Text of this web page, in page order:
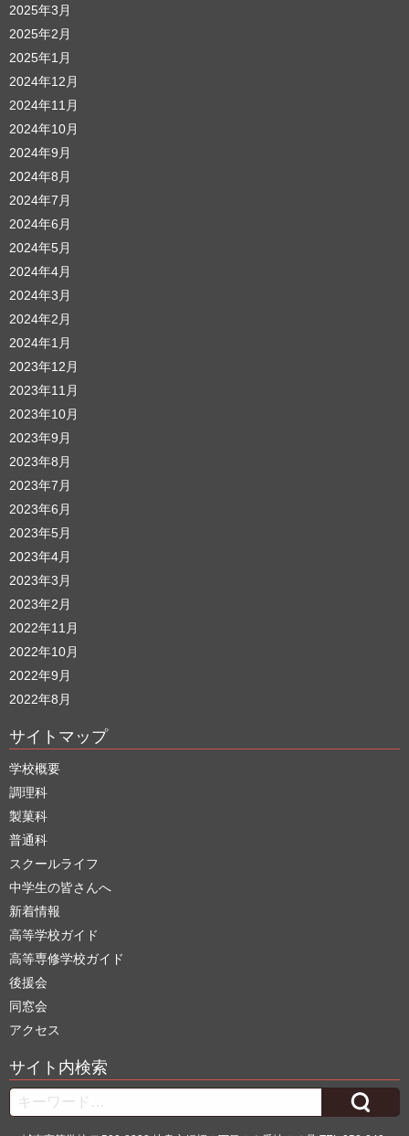
2025年3月
2025年2月
2025年1月
2024年12月
2024年11月
2024年10月
2024年9月
2024年8月
2024年7月
2024年6月
2024年5月
2024年4月
2024年3月
2024年2月
2024年1月
2023年12月
2023年11月
2023年10月
2023年9月
2023年8月
2023年7月
2023年6月
2023年5月
2023年4月
2023年3月
2023年2月
2022年11月
2022年10月
2022年9月
2022年8月
サイトマップ
学校概要
調理科
製菓科
普通科
スクールライフ
中学生の皆さんへ
新着情報
高等学校ガイド
高等専修学校ガイド
後援会
同窓会
アクセス
サイト内検索
Search